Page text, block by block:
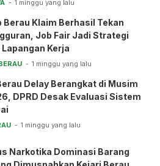
1 minggu yang lalu
Berau Klaim Berhasil Tekan
Job Fair Jadi Strategi
Kerja
1 minggu yang lalu
Delay Berangkat di Musim
DPRD Desak Evaluasi Sistem
1 minggu yang lalu
Narkotika Dominasi Barang